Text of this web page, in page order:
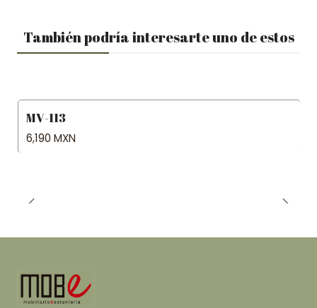
También podría interesarte uno de estos
MV-113
6,190 MXN